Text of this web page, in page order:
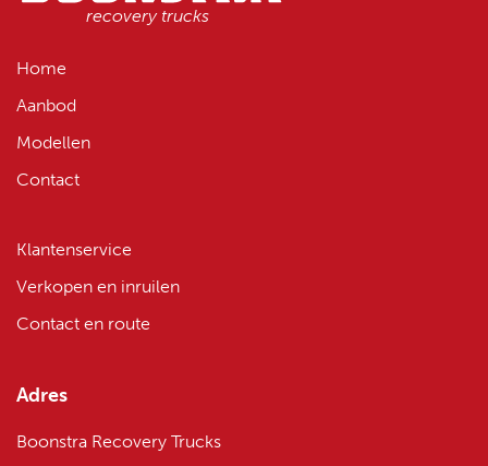
recovery trucks
Home
Aanbod
Modellen
Contact
Klantenservice
Verkopen en inruilen
Contact en route
Adres
Boonstra Recovery Trucks